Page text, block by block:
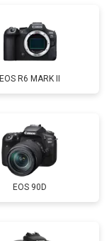
EOS R6 MARK II
EOS 90D